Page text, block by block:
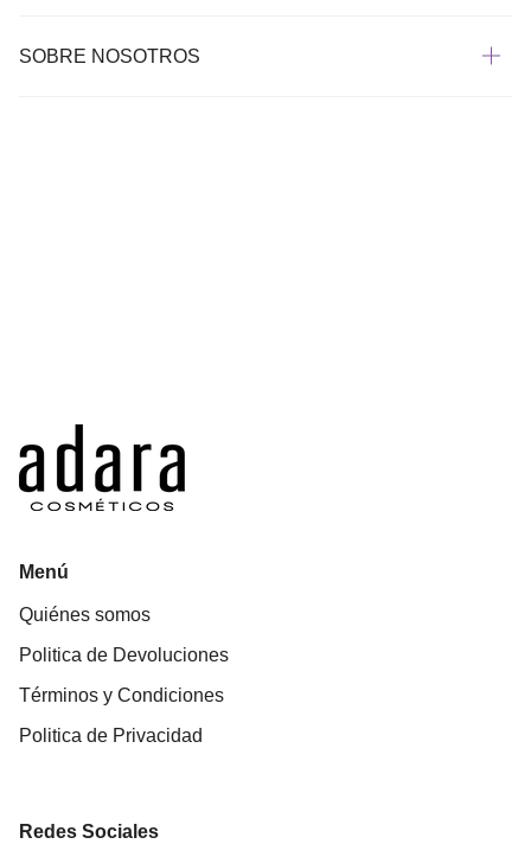
SOBRE NOSOTROS
Menú
Quiénes somos
Politica de Devoluciones
Términos y Condiciones
Politica de Privacidad
Redes Sociales